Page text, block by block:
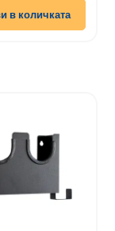
в количката